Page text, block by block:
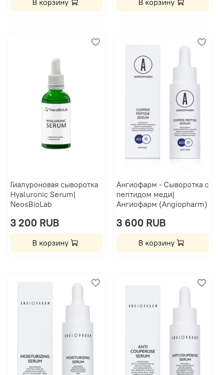
Гиалуроновая сыворотка
Hyaluronic Serum|
NeosBioLab
3 200 RUB
В корзину
Ангиофарм - Сыворотка с
пептидом меди|
Ангиофарм (Angiopharm)
3 600 RUB
В корзину